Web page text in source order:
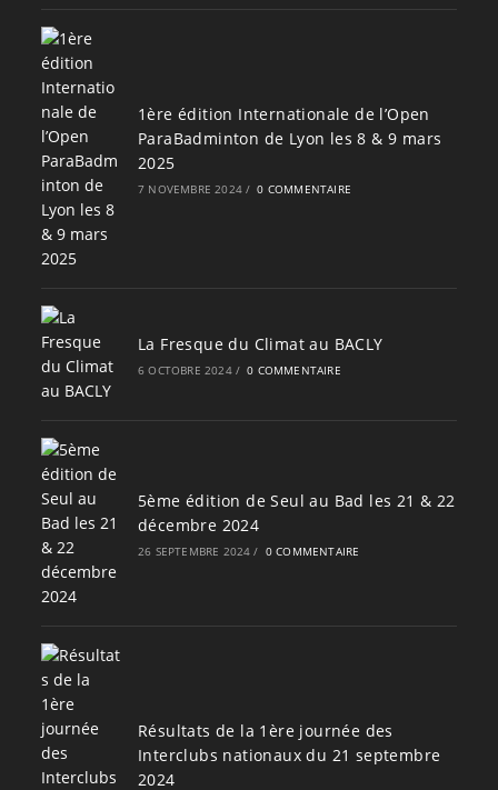
1ère édition Internationale de l’Open
ParaBadminton de Lyon les 8 & 9 mars
2025
7 NOVEMBRE 2024 / 0 COMMENTAIRE
La Fresque du Climat au BACLY
6 OCTOBRE 2024 / 0 COMMENTAIRE
5ème édition de Seul au Bad les 21 & 22
décembre 2024
26 SEPTEMBRE 2024 / 0 COMMENTAIRE
Résultats de la 1ère journée des
Interclubs nationaux du 21 septembre
2024